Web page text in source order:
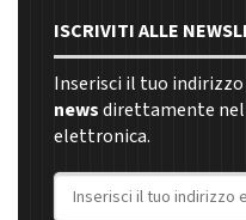
ISCRIVITI ALLE
Inserisci il tuo
newsdirettamente
elettronica.
Indirizzo email